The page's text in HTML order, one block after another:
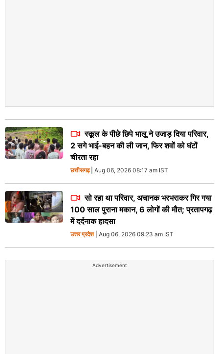
स्कूल के पीछे छिपे भालू ने उजाड़ दिया परिवार,
2 सगे भाई-बहन की ली जान, फिर शवों को घंटों
चीरता रहा
छत्तीसगढ़| Aug 06, 2026 08:17 am IST
सो रहा था परिवार, अचानक भरभराकर गिर गया
100 साल पुराना मकान, 6 लोगों की मौत; प्रतापगढ़
में दर्दनाक हादसा
उत्तर प्रदेश| Aug 06, 2026 09:23 am IST
Advertisement